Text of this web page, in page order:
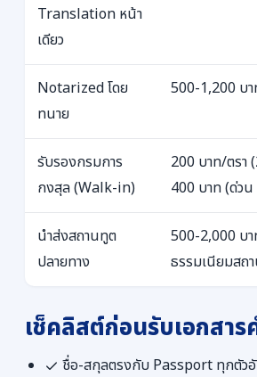
Translation หน้า
เดียว
Notarized โดย
ทนาย
500-1,200 บ
รับรองกรมการ
กงสุล (Walk-in)
200 บาท/ตรา
400 บาท (ด่ว
นำส่งสถานทูต
ปลายทาง
500-2,000 บ
ธรรมเนียมสถ
เช็คลิสต์ก่อนรับเอกสา
ชื่อ-สกุลตรงกับ Passport ทุกตัว